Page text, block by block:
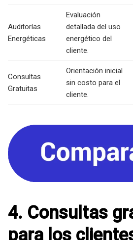
Auditorías
Energéticas
Evaluación
detallada del uso
energético del
cliente.
Consultas
Gratuitas
Orientación inicial
sin costo para el
cliente.
4. Consultas
para los